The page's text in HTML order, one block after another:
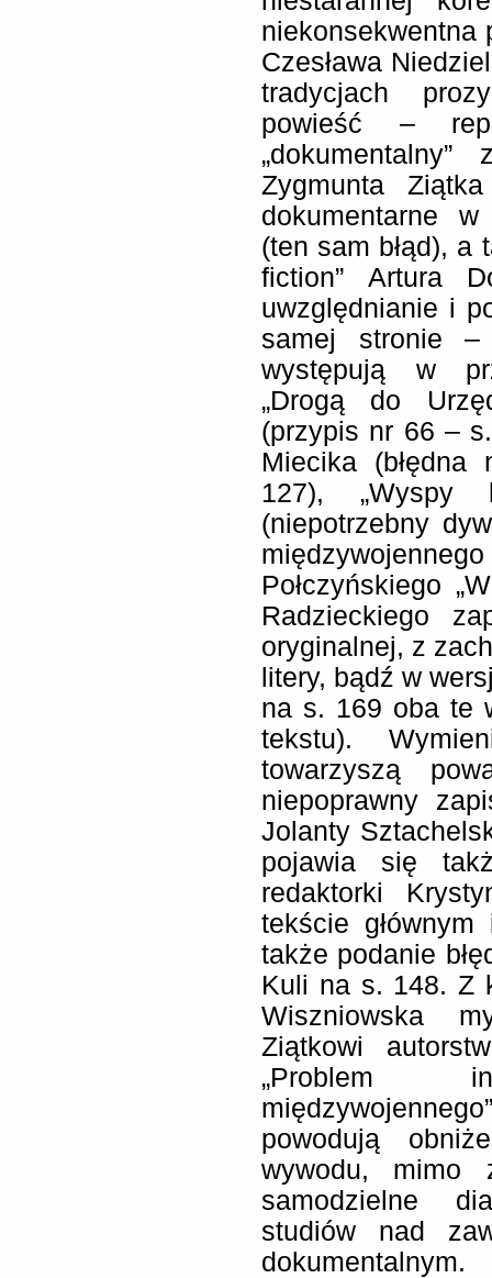
niekonsekwentna
Czesława
tradycjach
powieść –
„dokumentalny”
Zygmunta
dokumentarne w
(ten sam błąd), a
fiction” Artura
uwzględnianie i
samej stronie –
występują w
„Drogą do
(przypis nr 66 –
Miecika (błędna
127), „Wyspy
(niepotrzebny
Połczyńskiego
Radzieckiego
oryginalnej, z
litery, bądź w
na s. 169 oba te
tekstu).
towarzyszą
niepoprawny
Jolanty
pojawia się
redaktorki
tekście
także podanie
Kuli na s. 148. Z
Wiszniowska
Ziątkowi
„Problem
powodują
wywodu, mimo
samodzielne
studiów nad
dokumentalnym.